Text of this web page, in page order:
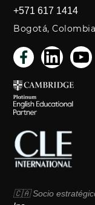
+571 617 1414
Bogotá, Colombia
🇨🇦 Socio